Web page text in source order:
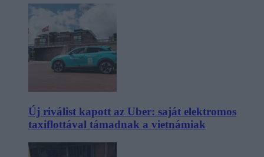
Új riválist kapott az Uber: saját elektromos
taxiflottával támadnak a vietnámiak